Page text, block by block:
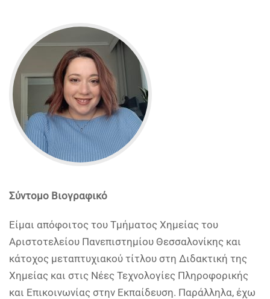
Σύντομο Βιογραφικό
Είμαι απόφοιτος του Τμήματος Χημείας του
Αριστοτελείου Πανεπιστημίου Θεσσαλονίκης και
κάτοχος μεταπτυχιακού τίτλου στη Διδακτική της
Χημείας και στις Νέες Τεχνολογίες Πληροφορικής
και Επικοινωνίας στην Εκπαίδευση. Παράλληλα, έχω